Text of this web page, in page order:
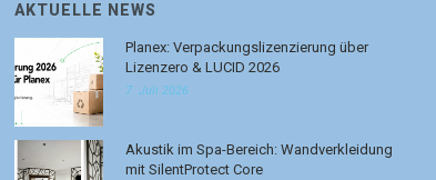
AKTUELLE NEWS
Planex: Verpackungslizenzierung über
Lizenzero & LUCID 2026
7. Juli 2026
Akustik im Spa-Bereich: Wandverkleidung
mit SilentProtect Core